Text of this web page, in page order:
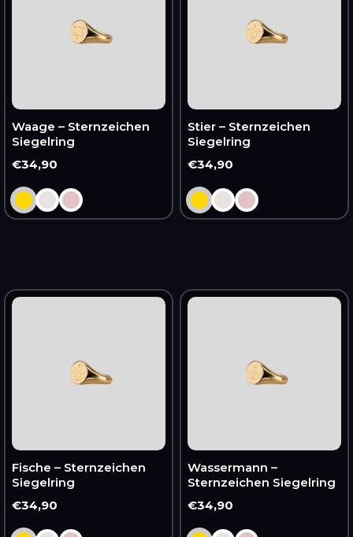
Waage – Sternzeichen
Siegelring
Normaler
Preis
€34,90
Stier – Sternzeichen
Siegelring
Normaler
Preis
€34,90
Fische – Sternzeichen
Siegelring
Normaler
Preis
€34,90
Fische
Wassermann –
Sternzeichen Siegelring
Normaler
Preis
€34,90
Wassermann